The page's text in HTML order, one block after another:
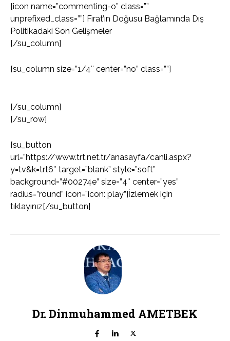
[icon name=”commenting-o” class=””
unprefixed_class=””] Fırat’ın Doğusu Bağlamında Dış
Politikadaki Son Gelişmeler
[/su_column]
[su_column size=”1/4″ center=”no” class=””]
[/su_column]
[/su_row]
[su_button
url=”https://www.trt.net.tr/anasayfa/canli.aspx?
y=tv&k=trt6″ target=”blank” style=”soft”
background=”#00274e” size=”4″ center=”yes”
radius=”round” icon=”icon: play”]İzlemek için
tıklayınız[/su_button]
Dr. Dinmuhammed AMETBEK